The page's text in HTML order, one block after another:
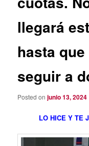
llegará
hasta
seguir a
Posted onjunio 13, 2024
LO HICE Y TE